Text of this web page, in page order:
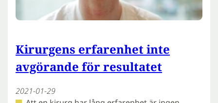
Kirurgens erfarenhet inte
avgörande för resultatet
2021-01-29